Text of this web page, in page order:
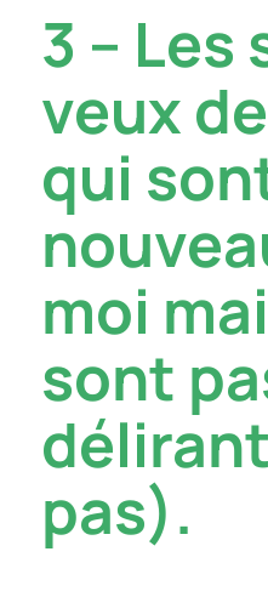
3 – Les
veux
qui
moi
sont
pas).